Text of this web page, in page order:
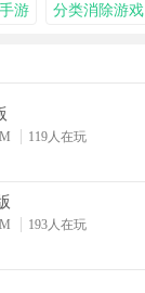
游 分类消除游戏
119人在玩
193人在玩